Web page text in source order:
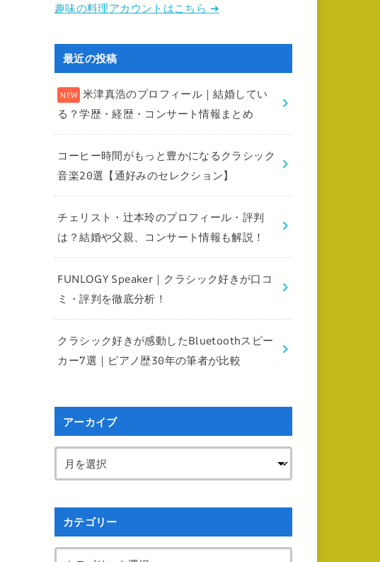
趣味の料理アカウントはこちら ➔
最近の投稿
米津真浩のプロフィール｜結婚してい
る？学歴・経歴・コンサート情報まとめ
コーヒー時間がもっと豊かになるクラシック
音楽20選【通好みのセレクション】
チェリスト・辻本玲のプロフィール・評判
は？結婚や父親、コンサート情報も解説！
FUNLOGY Speaker｜クラシック好きが口コ
ミ・評判を徹底分析！
クラシック好きが感動したBluetoothスピー
カー7選｜ピアノ歴30年の筆者が比較
アーカイブ
カテゴリー